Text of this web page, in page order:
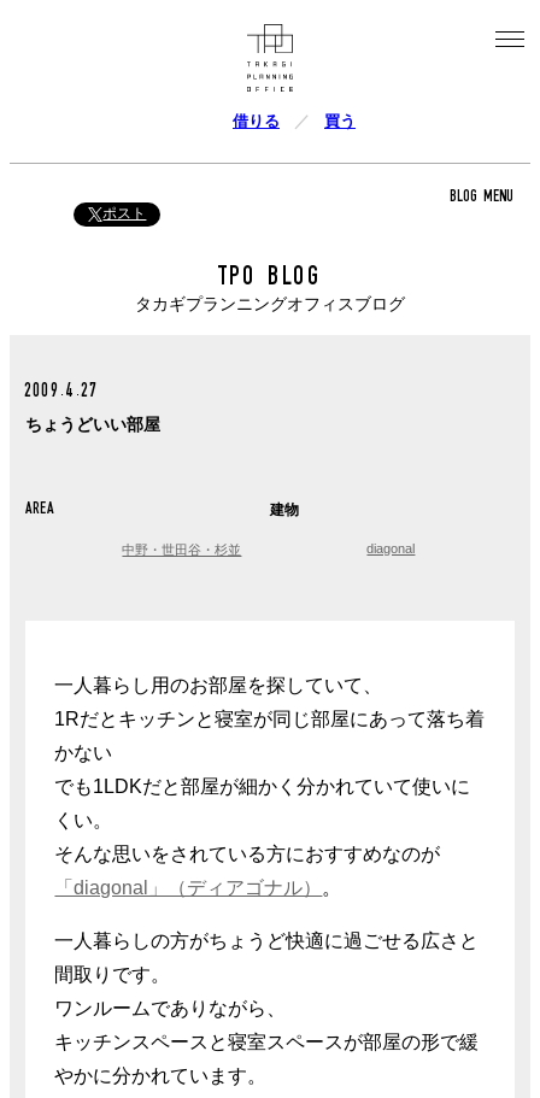
借りる 買う
ポスト
BLOG MENU
TPO BLOG
タカギプランニングオフィスブログ
2009.4.27
ちょうどいい部屋
AREA
中野・世田谷・杉並
建物
diagonal
一人暮らし用のお部屋を探していて、
1Rだとキッチンと寝室が同じ部屋にあって落ち着
かない
でも1LDKだと部屋が細かく分かれていて使いに
くい。
そんな思いをされている方におすすめなのが
「diagonal」（ディアゴナル） 。
一人暮らしの方がちょうど快適に過ごせる広さと
間取りです。
ワンルームでありながら、
キッチンスペースと寝室スペースが部屋の形で緩
やかに分かれています。